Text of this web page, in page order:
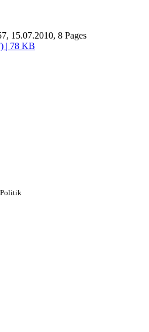
15.07.2010, 8 Pages
| 78 KB
Politik